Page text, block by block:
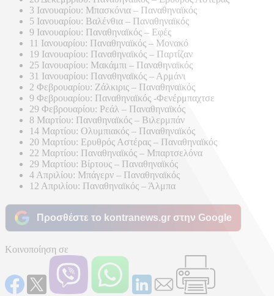
3 Ιανουαρίου: Μπασκόνια – Παναθηναϊκός
5 Ιανουαρίου: Βαλένθια – Παναθηναϊκός
9 Ιανουαρίου: Παναθηναϊκός – Εφές
11 Ιανουαρίου: Παναθηναϊκός – Μονακό
19 Ιανουαρίου: Παναθηναϊκός – Παρτίζαν
25 Ιανουαρίου: Μακάμπι – Παναθηναϊκός
31 Ιανουαρίου: Παναθηναϊκός – Αρμάνι
2 Φεβρουαρίου: Ζάλκιρις – Παναθηναϊκός
9 Φεβρουαρίου: Παναθηναϊκός -Φενέρμπαχτσε
29 Φεβρουαρίου: Ρεάλ – Παναθηναϊκός
8 Μαρτίου: Παναθηναϊκός – Βιλερμπάν
14 Μαρτίου: Ολυμπιακός – Παναθηναϊκός
20 Μαρτίου: Ερυθρός Αστέρας – Παναθηναϊκός
22 Μαρτίου: Παναθηναϊκός – Μπαρτσελόνα
29 Μαρτίου: Βίρτους – Παναθηναϊκός
4 Απριλίου: Μπάγερν – Παναθηναϊκός
12 Απριλίου: Παναθηναϊκός – Άλμπα
Προσθέστε το kontranews.gr στην Google
Κοινοποίηση σε